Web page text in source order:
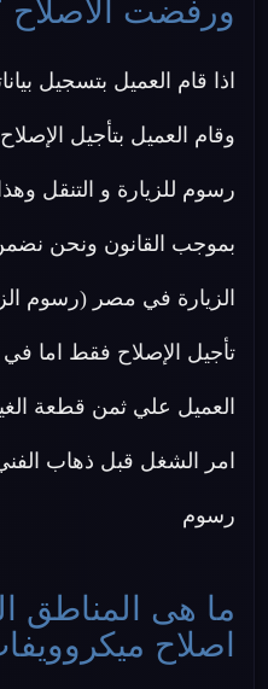
ورفضت الاصلاح
اذا قام العميل بتسجيل
وقام العميل بتأجيل
رسوم للزيارة و التنقل
بموجب القانون ونحن
الزيارة في مصر (رسوم
تأجيل الإصلاح فقط اما
العميل علي ثمن قطعة
امر الشغل قبل ذهاب
رسوم
ما هى المناطق
اصلاح